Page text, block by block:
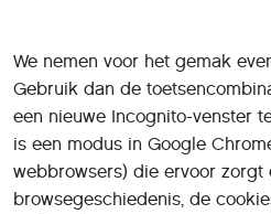
We nemen voor het gemak
Gebruik dan de
een nieuwe Incognito-venster
is een modus in Google
webbrowsers) die ervoor zorgt
browsegeschiedenis, de